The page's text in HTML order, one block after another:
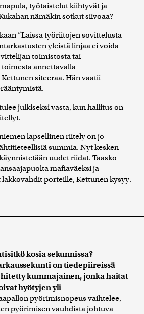
työtaistelut kiihtyvät ja
nämäkin sotkut siivoaa?
”Laissa työriitojen sovittelusta
yleistä linjaa ei voida
toimistosta tai
annettavalla
siteeraa. Hän vaatii
julkiseksi vasta, kun hallitus on
lapsellinen riitely on jo
summia. Nyt kesken
uudet riidat. Taasko
mafiaväeksi ja
porteille, Kettunen kysyy.
kosia sekunnissa? –
on tiedepiireissä
kummajainen, jonka haitat
hyötyjen yli
pyörimisnopeus vaihtelee,
pyörimisen vauhdista johtuva